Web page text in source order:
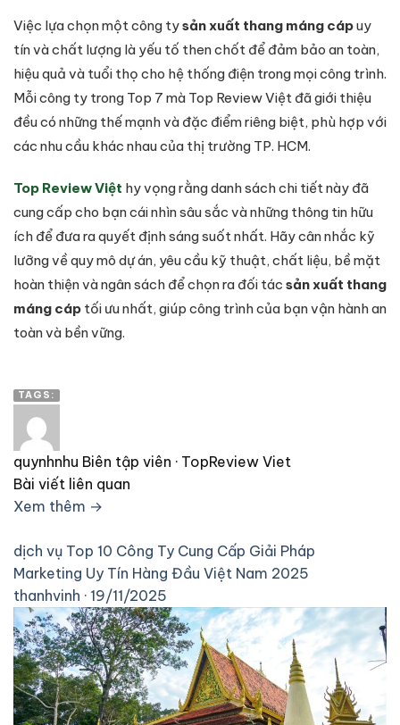
Việc lựa chọn một công tysản xuất thang máng cápuy
tín và chất lượng là yếu tố then chốt để đảm bảo an toàn,
hiệu quả và tuổi thọ cho hệ thống điện trong mọi công trình.
Mỗi công ty trong Top 7 mà Top Review Việt đã giới thiệu
đều có những thế mạnh và đặc điểm riêng biệt, phù hợp với
các nhu cầu khác nhau của thị trường TP. HCM.
Top Review Việt hy vọng rằng danh sách chi tiết này đã
cung cấp cho bạn cái nhìn sâu sắc và những thông tin hữu
ích để đưa ra quyết định sáng suốt nhất. Hãy cân nhắc kỹ
lưỡng về quy mô dự án, yêu cầu kỹ thuật, chất liệu, bề mặt
hoàn thiện và ngân sách để chọn ra đối tác sản xuất thang
máng cáp tối ưu nhất, giúp công trình của bạn vận hành an
toàn và bền vững.
TAGS:
quynhnhu Biên tập viên · TopReview Viet
Bài viết liên quan
Xem thêm →
dịch vụ Top 10 Công Ty Cung Cấp Giải Pháp
Marketing Uy Tín Hàng Đầu Việt Nam 2025
thanhvinh · 19/11/2025